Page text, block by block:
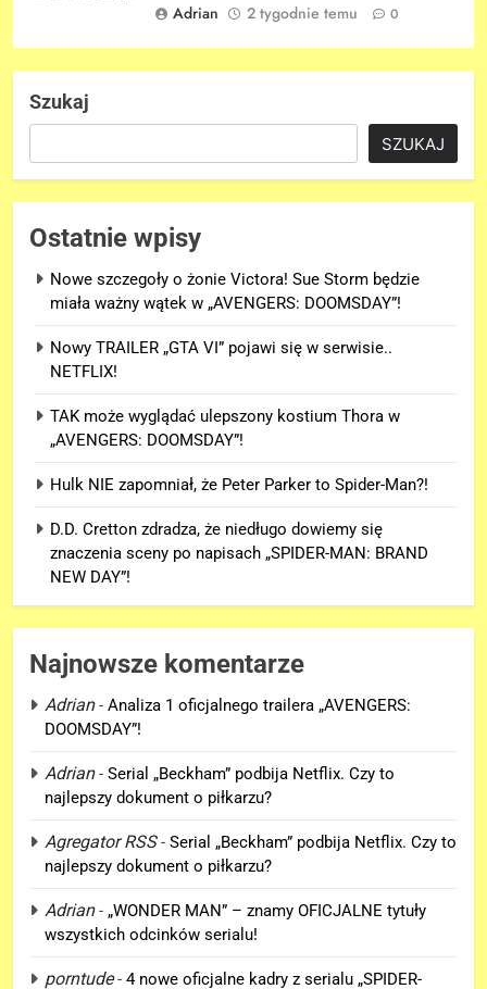
Adrian
2 tygodnie temu 0
Szukaj
SZUKAJ
Ostatnie wpisy
Nowe szczegoły o żonie Victora! Sue Storm będzie
miała ważny wątek w „AVENGERS: DOOMSDAY”!
Nowy TRAILER „GTA VI” pojawi się w serwisie..
NETFLIX!
TAK może wyglądać ulepszony kostium Thora w
„AVENGERS: DOOMSDAY”!
Hulk NIE zapomniał, że Peter Parker to Spider-Man?!
D.D. Cretton zdradza, że niedługo dowiemy się
znaczenia sceny po napisach „SPIDER-MAN: BRAND
NEW DAY”!
Najnowsze komentarze
Adrian- Analiza 1 oficjalnego trailera „AVENGERS:
DOOMSDAY”!
Adrian- Serial „Beckham” podbija Netflix. Czy to
najlepszy dokument o piłkarzu?
Agregator RSS- Serial „Beckham” podbija Netflix. Czy to
najlepszy dokument o piłkarzu?
Adrian- „WONDER MAN” – znamy OFICJALNE tytuły
wszystkich odcinków serialu!
porntude- 4 nowe oficjalne kadry z serialu „SPIDER-
D.D. Cretton zdradza, że
sceny po napisach „SPIDER-
MAN: BRAND NEW DAY”!
FILMY
6
Kolejne informacje o roli
DOOMSDAY”!